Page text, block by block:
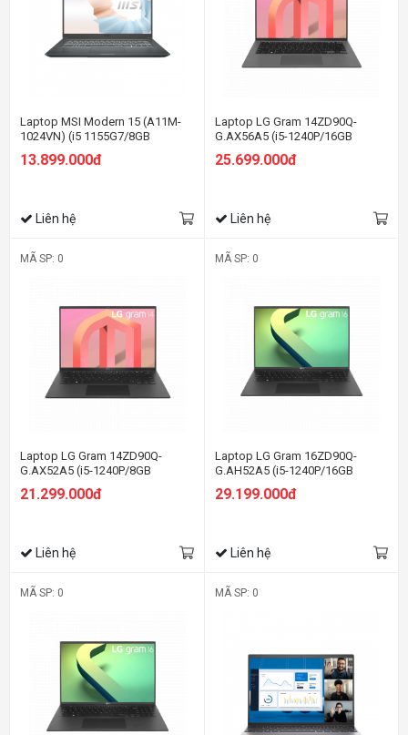
Laptop MSI Modern 15 (A11M-
1024VN) (i5 1155G7/8GB
FHD/Win10/ Vỏ nhôm/Xám)
13.899.000đ
Liên hệ
Laptop LG Gram 14ZD90Q-
G.AX56A5 (i5-1240P/16GB
WUXGA/Dos/Xám) (2022)
25.699.000đ
Liên hệ
MÃ SP: 0
Laptop LG Gram 14ZD90Q-
G.AX52A5 (i5-1240P/8GB
RAM/256GB SSD/14.0 inch
WUXGA/Dos/Đen) (2022)
21.299.000đ
Liên hệ
MÃ SP: 0
Laptop LG Gram 16ZD90Q-
G.AH52A5 (i5-1240P/16GB
RAM/256GB SSD/16.0 inch
WQXGA/Win11/Đen) (2022)
29.199.000đ
Liên hệ
MÃ SP: 0 MÃ SP: 0